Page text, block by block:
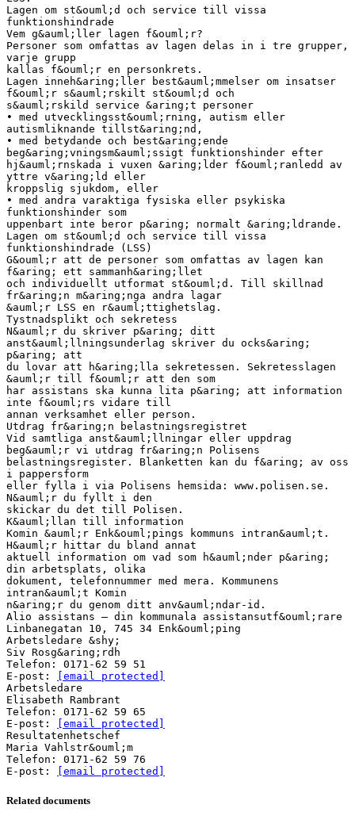
Lagen om st&ouml;d och service till vissa
funktionshindrade
Vem g&auml;ller lagen f&ouml;r?
Personer som omfattas av lagen delas in i tre grupper,
varje grupp
kallas f&ouml;r en personkrets.
Lagen inneh&aring;ller best&auml;mmelser om insatser
f&ouml;r s&auml;rskilt st&ouml;d och
s&auml;rskild service &aring;t personer
• med utvecklingsst&ouml;rning, autism eller
autismliknande tillst&aring;nd,
• med betydande och best&aring;ende
beg&aring;vningsm&auml;ssigt funktionshinder efter
hj&auml;rnskada i vuxen &aring;lder f&ouml;ranledd av
yttre v&aring;ld eller
kroppslig sjukdom, eller
• med andra varaktiga fysiska eller psykiska
funktionshinder som
uppenbart inte beror p&aring; normalt &aring;ldrande.
Lagen om st&ouml;d och service till vissa
funktionshindrade (LSS)
G&ouml;r att de personer som omfattas av lagen kan
f&aring; ett sammanh&aring;llet
och individuellt utformat st&ouml;d. Till skillnad
fr&aring;n m&aring;nga andra lagar
&auml;r LSS en r&auml;ttighetslag.
Tystnadsplikt och sekretess
N&auml;r du skriver p&aring; ditt
anst&auml;llningsunderlag skriver du ocks&aring;
p&aring; att
du lovar att h&aring;lla sekretessen. Sekretesslagen
&auml;r till f&ouml;r att den som
har assistans ska kunna lita p&aring; att information
inte f&ouml;rs vidare till
annan verksamhet eller person.
Utdrag fr&aring;n belastningsregistret
Vid samtliga anst&auml;llningar eller uppdrag
beg&auml;r vi utdrag fr&aring;n Polisens
belastningsregister. Blanketten kan du f&aring; av oss
i pappersform
eller fylla i via Polisens hemsida: www.polisen.se.
N&auml;r du fyllt i den
skickar du det till Polisen.
K&auml;llan till information
Komin &auml;r Enk&ouml;pings kommuns intran&auml;t.
H&auml;r hittar du bland annat
aktuell information om vad som h&auml;nder p&aring;
din arbetsplats, olika
dokument, telefonnummer med mera. Kommunens
intran&auml;t Komin
n&aring;r du genom ditt anv&auml;ndar-id.
Alio assistans – din kommunala assistansutf&ouml;rare
Linbanegatan 10, 745 34 Enk&ouml;ping
Arbetsledare &shy;
Siv Rosg&aring;rdh
Telefon: 0171-62 59 51
E-post:
[email protected]
Arbetsledare
Elisabeth Rambrant
Telefon: 0171-62 59 65
E-post:
[email protected]
Resultatenhetschef
Maria Vahlstr&ouml;m
Telefon: 0171-62 59 76
E-post:
[email protected]
Related documents